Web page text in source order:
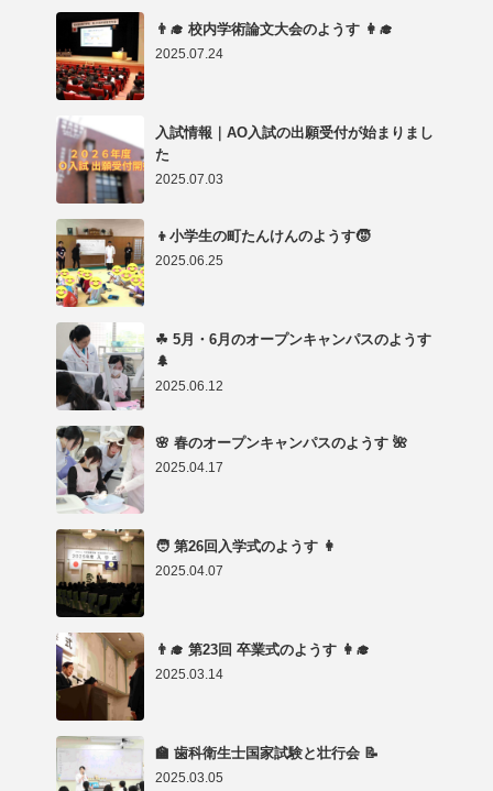
👨‍🎓 校内学術論文大会のようす 👩‍🎓
2025.07.24
入試情報｜AO入試の出願受付が始まりまし
た
2025.07.03
👦小学生の町たんけんのようす🧒
2025.06.25
☘ 5月・6月のオープンキャンパスのようす
🌲
2025.06.12
🌸 春のオープンキャンパスのようす 🌺
2025.04.17
🧑 第26回入学式のようす 👩
2025.04.07
👨‍🎓 第23回 卒業式のようす 👩‍🎓
2025.03.14
🏫 歯科衛生士国家試験と壮行会 📝
2025.03.05